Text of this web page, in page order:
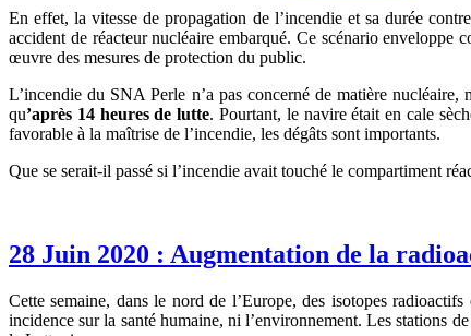
En effet, la vitesse de propagation de l’incendie et sa durée
accident de réacteur nucléaire embarqué. Ce scénario enveloppe
œuvre des mesures de protection du public.
L’incendie du SNA Perle n’a pas concerné de matière
qu’après 14 heures de lutte. Pourtant, le navire était en cale
favorable à la maîtrise de l’incendie, les dégâts sont importants.
Que se serait-il passé si l’incendie avait touché le compartiment
28 Juin 2020 : Augmentation de la
Cette semaine, dans le nord de l’Europe, des isotopes
incidence sur la santé humaine, ni l’environnement. Les stations